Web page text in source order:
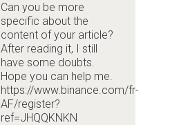
Can you be more
specific about the
content of your article?
After reading it, I still
have some doubts.
Hope you can help me.
https://www.binance.com/fr-
AF/register?
ref=JHQQKNKN